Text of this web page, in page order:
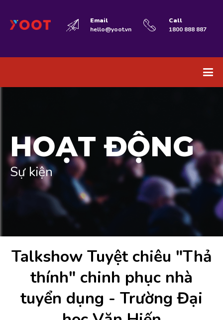
Email
hello@yoot.vn
Call
1800 888 887
HOẠT ĐỘNG
Sự kiện
Talkshow Tuyệt chiêu "Thả
thính" chinh phục nhà
tuyển dụng - Trường Đại